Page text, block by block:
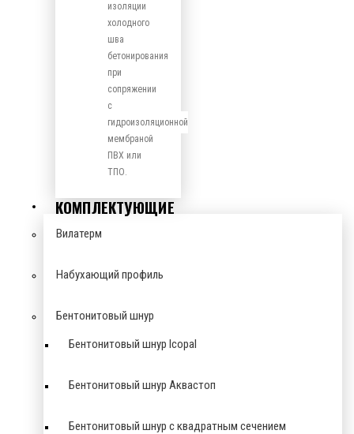
изоляции
холодного
шва
бетонирования
при
сопряжении
с
гидроизоляционной
мембраной
ПВХ или
ТПО.
КОМПЛЕКТУЮЩИЕ
Вилатерм
Набухающий профиль
Бентонитовый шнур
Бентонитовый шнур Icopal
Бентонитовый шнур Аквастоп
Бентонитовый шнур с квадратным сечением